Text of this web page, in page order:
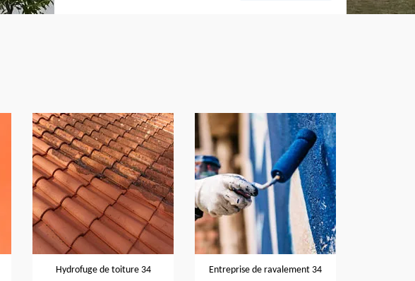
Hydrofuge de toiture 34 Entreprise de ravalement 34